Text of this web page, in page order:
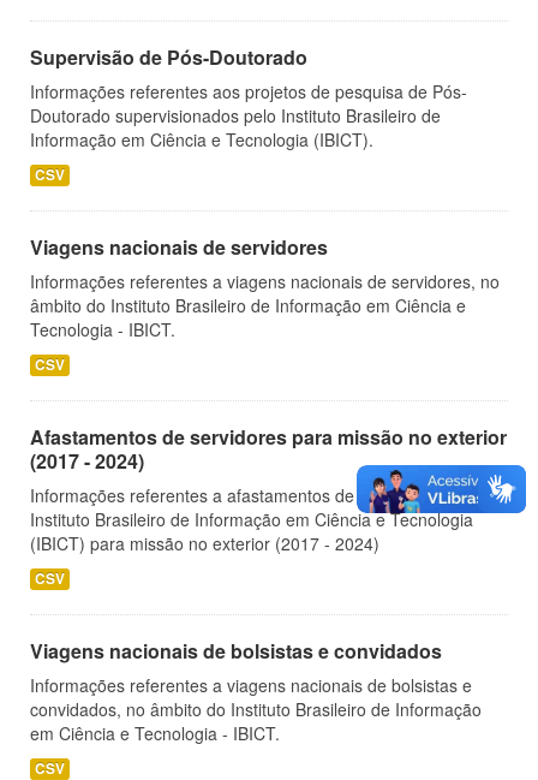
Supervisão de Pós-Doutorado
Informações referentes aos projetos de pesquisa de Pós-
Doutorado supervisionados pelo Instituto Brasileiro de
Informação em Ciência e Tecnologia (IBICT).
CSV
Viagens nacionais de servidores
Informações referentes a viagens nacionais de servidores, no
âmbito do Instituto Brasileiro de Informação em Ciência e
Tecnologia - IBICT.
CSV
Afastamentos de servidores para missão no exterior
(2017 - 2024)
Informações referentes a afastamentos de servidores do
Instituto Brasileiro de Informação em Ciência e Tecnologia
(IBICT) para missão no exterior (2017 - 2024)
CSV
Viagens nacionais de bolsistas e convidados
Informações referentes a viagens nacionais de bolsistas e
convidados, no âmbito do Instituto Brasileiro de Informação
em Ciência e Tecnologia - IBICT.
CSV